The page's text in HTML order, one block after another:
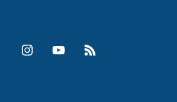
Facebook InstagramYouTube